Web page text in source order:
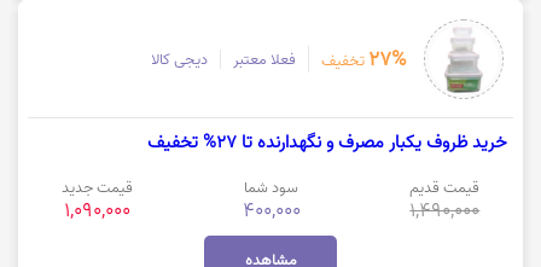
27% تخفیف فعلا معتبر دیجی کالا
خرید ظروف یکبار مصرف و نگهدارنده تا 27% تخفیف
قیمت قدیم
1,490,000
سود شما
400,000
قیمت جدید
1,090,000
مشاهده